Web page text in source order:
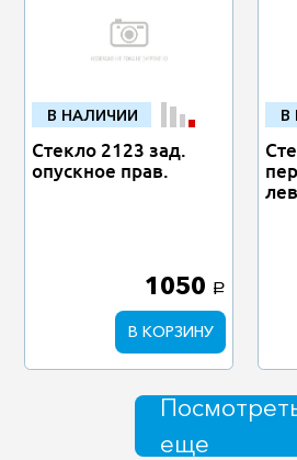
В НАЛИЧИИ
Стекло 2123 зад.
опускное прав.
1050 a
В КОРЗИНУ
В
еще